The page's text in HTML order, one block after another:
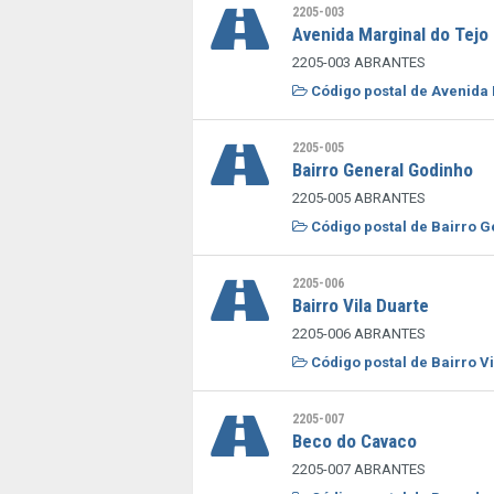
2205-003
Avenida Marginal do Tejo
2205-003 ABRANTES
Código postal de Avenida
2205-005
Bairro General Godinho
2205-005 ABRANTES
Código postal de Bairro
2205-006
Bairro Vila Duarte
2205-006 ABRANTES
Código postal de Bairro
2205-007
Beco do Cavaco
2205-007 ABRANTES